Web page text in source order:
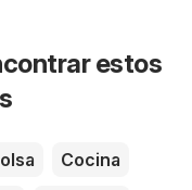
estos
Cocina